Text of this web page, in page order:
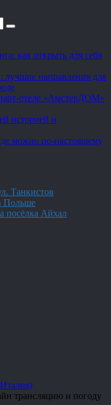
как открыть для себя
лучшие направления для
отеле «АмстерДОМ»
историей и
можно по-настоящему
Танкистов
Польше
посёлка Айхал
трансляцию и погоду